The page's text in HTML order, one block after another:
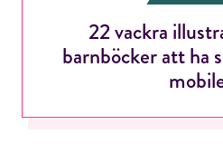
22 vackra
barnböcker att ha